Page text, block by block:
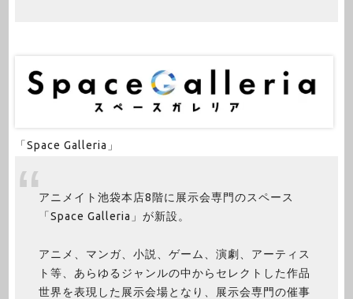
「Space Galleria」
アニメイト池袋本店8階に展示会専門のスペース
「Space Galleria」が新設。
アニメ、マンガ、小説、ゲーム、演劇、アーティス
ト等、あらゆるジャンルの中からセレクトした作品
世界を表現した展示会場となり、展示会専門の催事